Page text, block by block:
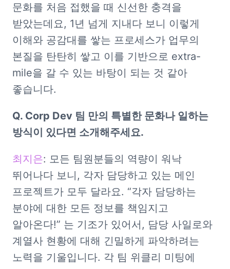
문화를 처음 접했을 때 신선한 충격을
받았는데요, 1년 넘게 지내다 보니 이렇게
이해와 공감대를 쌓는 프로세스가 업무의
본질을 탄탄히 쌓고 이를 기반으로 extra-
mile을 갈 수 있는 바탕이 되는 것 같아
좋습니다.
Q. Corp Dev 팀 만의 특별한 문화나 일하는
방식이 있다면 소개해주세요.
최지은: 모든 팀원분들의 역량이 워낙
뛰어나다 보니, 각자 담당하고 있는 메인
프로젝트가 모두 달라요. “각자 담당하는
분야에 대한 모든 정보를 책임지고
알아온다!” 는 기조가 있어서, 담당 사일로와
계열사 현황에 대해 긴밀하게 파악하려는
노력을 기울입니다. 각 팀 위클리 미팅에